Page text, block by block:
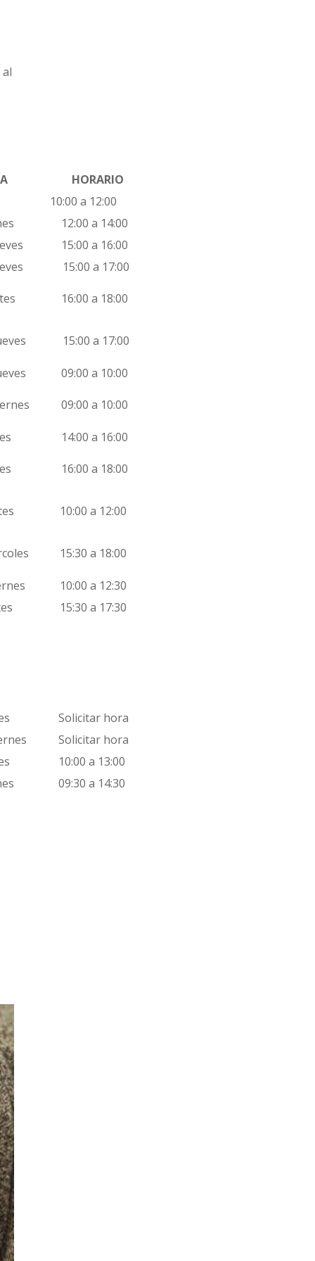
HORARIO
10:00 a 12:00
12:00 a 14:00
15:00 a 16:00
15:00 a 17:00
16:00 a 18:00
15:00 a 17:00
09:00 a 10:00
09:00 a 10:00
14:00 a 16:00
16:00 a 18:00
10:00 a 12:00
15:30 a 18:00
10:00 a 12:30
15:30 a 17:30
Solicitar hora
Solicitar hora
10:00 a 13:00
09:30 a 14:30